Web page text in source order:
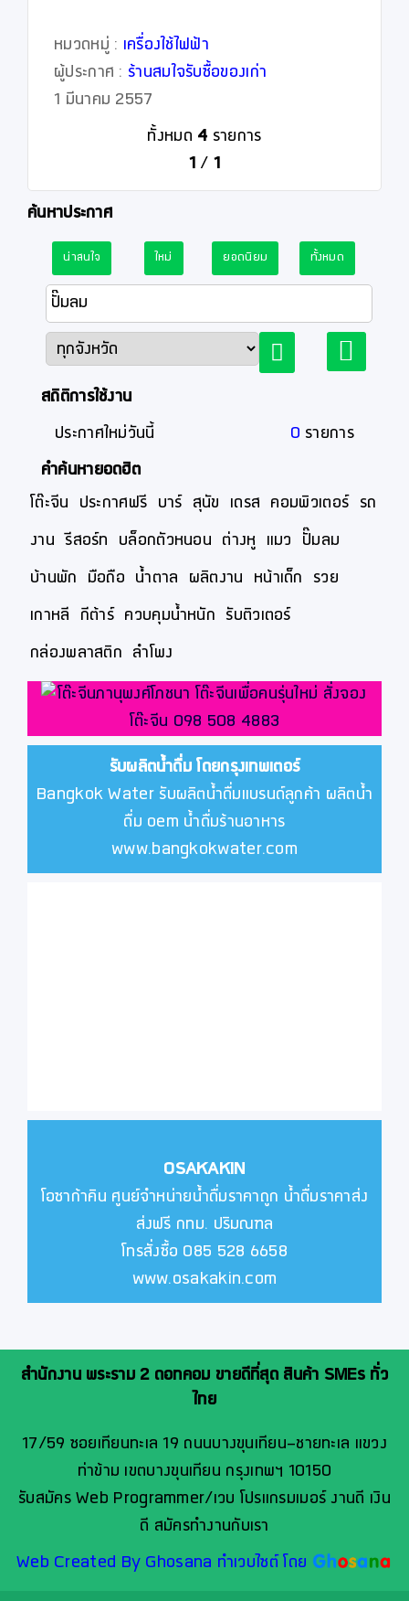
หมวดหมู่ : เครื่องใช้ไฟฟ้า
ผู้ประกาศ : ร้านสมใจรับซื้อของเก่า
1 มีนาคม 2557
ทั้งหมด 4 รายการ
1 / 1
ค้นหาประกาศ
น่าสนใจ ใหม่ ยอดนิยม ทั้งหมด
สถิติการใช้งาน
ประกาศใหม่วันนี้ 0 รายการ
คำค้นหายอดฮิต
โต๊ะจีน
ประกาศฟรี บาร์ สุนัข เดรส คอมพิวเตอร์ รถ
งาน รีสอร์ท บล็อกตัวหนอน ต่างหู แมว ปั๊มลม
บ้านพัก มือถือ น้ำตาล ผลิตงาน หน้าเด็ก รวย
เกาหลี กีต้าร์ ควบคุมน้ำหนัก รับติวเตอร์
กล่องพลาสติก ลำโพง
รับผลิตน้ำดื่ม โดยกรุงเทพเตอร์
Bangkok Water รับผลิตน้ำดื่มแบรนด์ลูกค้า ผลิตน้ำ
ดื่ม oem น้ำดื่มร้านอาหาร
www.bangkokwater.com
OSAKAKIN
โอซาก้าคิน ศูนย์จำหน่ายน้ำดื่มราคาถูก น้ำดื่มราคาส่ง
ส่งฟรี กทม. ปริมณฑล
โทรสั่งซื้อ 085 528 6658
www.osakakin.com
สำนักงาน พระราม 2 ดอทคอม ขายดีที่สุด สินค้า SMEs ทั่ว
ไทย
17/59 ซอยเทียนทะเล 19 ถนนบางขุนเทียน-ชายทะเล แขวง
ท่าข้าม เขตบางขุนเทียน กรุงเทพฯ 10150
รับสมัคร Web Programmer/เวบ โปรแกรมเมอร์ งานดี เงิน
ดี สมัครทำงานกับเรา
Web Created By Ghosana ทำเวบไซต์ โดย